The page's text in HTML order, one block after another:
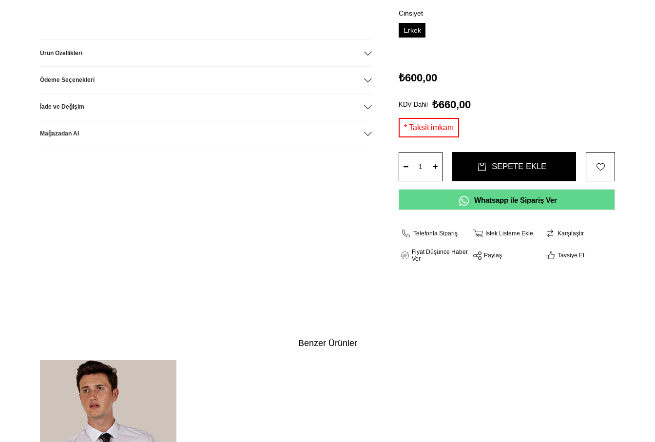
Ürün Özellikleri
Ödeme Seçenekleri
İade ve Değişim
Mağazadan Al
Cinsiyet
Erkek
₺600,00
KDV Dahil ₺660,00
Whatsapp ile Sipariş Ver
Telefonla Sipariş İstek Listeme Ekle Karşılaştır
Fiyat Düşünce Haber
Ver
Paylaş Tavsiye Et
Benzer Ürünler